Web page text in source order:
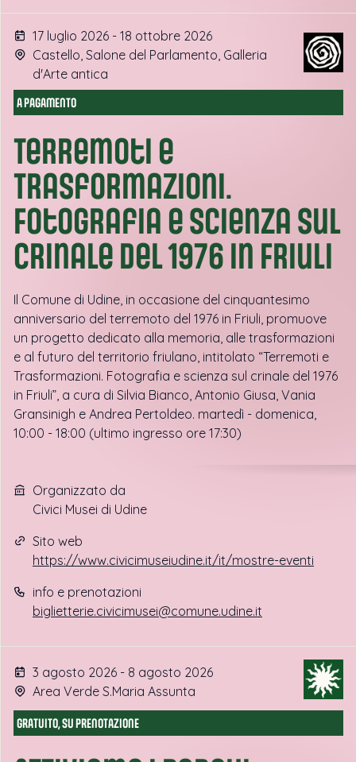
17 luglio 2026 - 18 ottobre 2026
Castello, Salone del Parlamento, Galleria
d'Arte antica
A PAGAMENTO
Terremoti e
Trasformazioni.
Fotografia e scienza sul
crinale del 1976 in Friuli
Il Comune di Udine, in occasione del cinquantesimo
anniversario del terremoto del 1976 in Friuli, promuove
un progetto dedicato alla memoria, alle trasformazioni
e al futuro del territorio friulano, intitolato “Terremoti e
Trasformazioni. Fotografia e scienza sul crinale del 1976
in Friuli”, a cura di Silvia Bianco, Antonio Giusa, Vania
Gransinigh e Andrea Pertoldeo. martedì - domenica,
10:00 - 18:00 (ultimo ingresso ore 17:30)
Organizzato da
Civici Musei di Udine
Sito web
https://www.civicimuseiudine.it/it/mostre-eventi
info e prenotazioni
biglietterie.civicimusei@comune.udine.it
3 agosto 2026 - 8 agosto 2026
Area Verde S.Maria Assunta
GRATUITO, SU PRENOTAZIONE